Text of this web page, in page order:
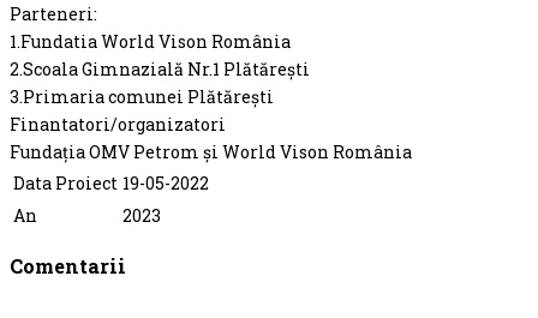
Parteneri:
1.Fundatia World Vison România
2.Scoala Gimnazială Nr.1 Plătărești
3.Primaria comunei Plătărești
Finantatori/organizatori
Fundația OMV Petrom și World Vison România
Data Proiect 19-05-2022
An
2023
Comentarii